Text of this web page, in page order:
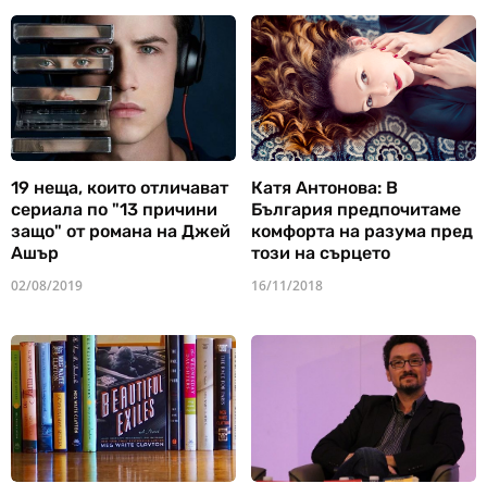
19 неща, които отличават
сериала по "13 причини
защо" от романа на Джей
Ашър
02/08/2019
Катя Антонова: В
България предпочитаме
комфорта на разума пред
този на сърцето
16/11/2018